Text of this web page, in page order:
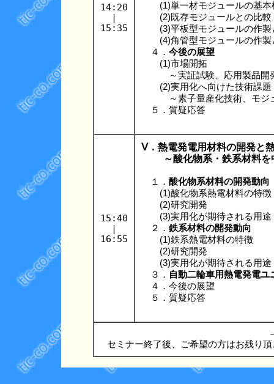
14:20
|
15:35
(1)単一材モジュールの基本
(2)既存モジュールとの比較
(3)平板型モジュールの作製
(4)角管型モジュールの作製
４． 今後の展望
(1)市場開拓
～実証試験、応用製品開
(2)実用化へ向けた技術課題
～素子量産化技術、モジ
５．質疑応答
15:40
|
16:55
Ⅴ．熱電発電用材料の開発と
～酸化物系・鉄系材料を
１． 酸化物系材料の開発動向
(1)酸化物系熱電材料の特徴
(2)研究開発
(3)実用化が期待される用途
２． 鉄系材料の開発動向
(1)鉄系熱電材料の特徴
(2)研究開発
(3)実用化が期待される用途
３． 自動二輪車用熱電発電ユ
４．今後の展望
５．質疑応答
セミナー終了後、ご希望の方はお残り